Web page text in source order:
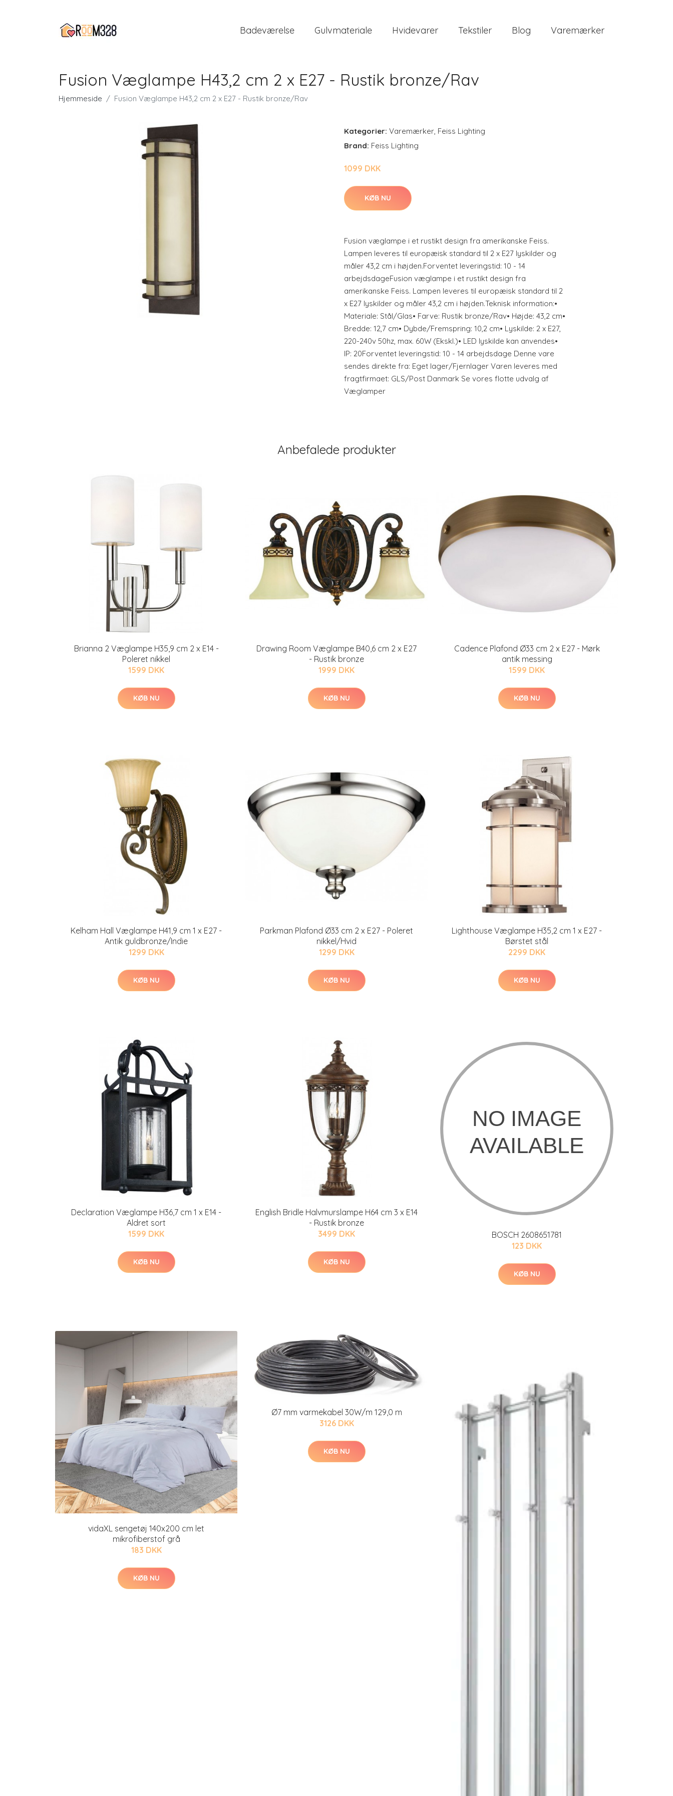
Badeværelse Gulvmateriale Hvidevarer Tekstiler Blog Varemærker
Fusion Væglampe H43,2 cm 2 x E27 - Rustik bronze/Rav
Hjemmeside Fusion Væglampe H43,2 cm 2 x E27 - Rustik bronze/Rav
Kategorier: Varemærker, Feiss Lighting
Brand: Feiss Lighting
1099 DKK
KØB NU
Fusion væglampe i et rustikt design fra amerikanske Feiss.
Lampen leveres til europæisk standard til 2 x E27 lyskilder og
måler 43,2 cm i højden.Forventet leveringstid: 10 - 14
arbejdsdageFusion væglampe i et rustikt design fra
amerikanske Feiss. Lampen leveres til europæisk standard til 2
x E27 lyskilder og måler 43,2 cm i højden.Teknisk information:•
Materiale: Stål/Glas• Farve: Rustik bronze/Rav• Højde: 43,2 cm•
Bredde: 12,7 cm• Dybde/Fremspring: 10,2 cm• Lyskilde: 2 x E27,
220-240v 50hz, max. 60W (Ekskl.)• LED lyskilde kan anvendes•
IP: 20Forventet leveringstid: 10 - 14 arbejdsdage Denne vare
sendes direkte fra: Eget lager/Fjernlager Varen leveres med
fragtfirmaet: GLS/Post Danmark Se vores flotte udvalg af
Væglamper
Anbefalede produkter
Brianna 2 Væglampe H35,9 cm 2 x E14 -
Poleret nikkel
1599 DKK
KØB NU
Drawing Room Væglampe B40,6 cm 2 x E27
- Rustik bronze
1999 DKK
KØB NU
Cadence Plafond Ø33 cm 2 x E27 - Mørk
antik messing
1599 DKK
KØB NU
Kelham Hall Væglampe H41,9 cm 1 x E27 -
Antik guldbronze/Indie
1299 DKK
KØB NU
Parkman Plafond Ø33 cm 2 x E27 - Poleret
nikkel/Hvid
1299 DKK
KØB NU
Lighthouse Væglampe H35,2 cm 1 x E27 -
Børstet stål
2299 DKK
KØB NU
Declaration Væglampe H36,7 cm 1 x E14 -
Aldret sort
1599 DKK
KØB NU
English Bridle Halvmurslampe H64 cm 3 x E14
- Rustik bronze
3499 DKK
KØB NU
BOSCH 2608651781
123 DKK
KØB NU
vidaXL sengetøj 140x200 cm let
mikrofiberstof grå
183 DKK
KØB NU
Ø7 mm varmekabel 30W/m 129,0 m
3126 DKK
KØB NU